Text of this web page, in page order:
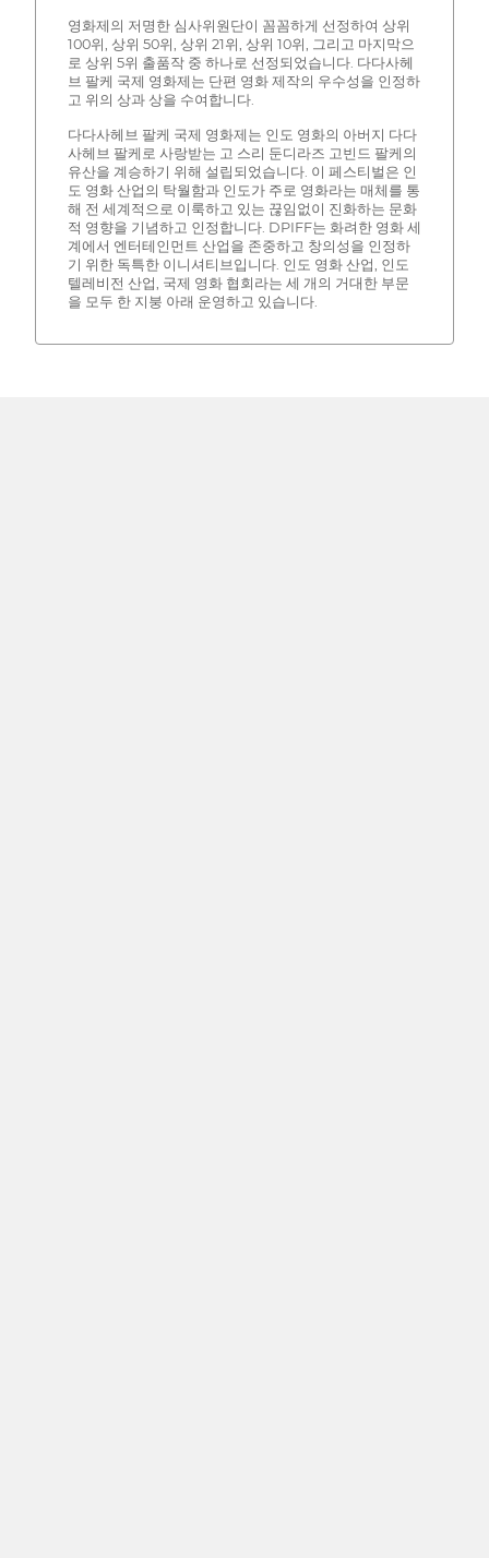
영화제의 저명한 심사위원단이 꼼꼼하게 선정하여 상위
100위, 상위 50위, 상위 21위, 상위 10위, 그리고 마지막으
로 상위 5위 출품작 중 하나로 선정되었습니다. 다다사헤
브 팔케 국제 영화제는 단편 영화 제작의 우수성을 인정하
고 위의 상과 상을 수여합니다.
다다사헤브 팔케 국제 영화제는 인도 영화의 아버지 다다
사헤브 팔케로 사랑받는 고 스리 둔디라즈 고빈드 팔케의
유산을 계승하기 위해 설립되었습니다. 이 페스티벌은 인
도 영화 산업의 탁월함과 인도가 주로 영화라는 매체를 통
해 전 세계적으로 이룩하고 있는 끊임없이 진화하는 문화
적 영향을 기념하고 인정합니다. DPIFF는 화려한 영화 세
계에서 엔터테인먼트 산업을 존중하고 창의성을 인정하
기 위한 독특한 이니셔티브입니다. 인도 영화 산업, 인도
텔레비전 산업, 국제 영화 협회라는 세 개의 거대한 부문
을 모두 한 지붕 아래 운영하고 있습니다.